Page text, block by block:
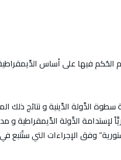
الحُكم فيها على أساس
الدَّولة الدِّينية و نتائج ذلك
لإستدامة الدَّولة الدِّيمقراطية و
وفق الإجراءات التي ستُتبع